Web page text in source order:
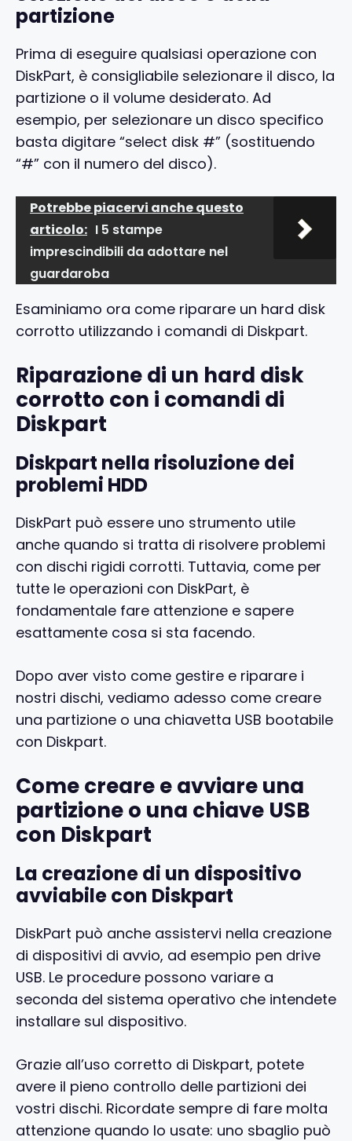
partizione
Prima di eseguire qualsiasi operazione con
DiskPart, è consigliabile selezionare il disco, la
partizione o il volume desiderato. Ad
esempio, per selezionare un disco specifico
basta digitare “select disk #” (sostituendo
“#” con il numero del disco).
Potrebbe piacervi anche questo
articolo: I 5 stampe
imprescindibili da adottare nel
guardaroba
Esaminiamo ora come riparare un hard disk
corrotto utilizzando i comandi di Diskpart.
Riparazione di un hard disk
corrotto con i comandi di
Diskpart
Diskpart nella risoluzione dei
problemi HDD
DiskPart può essere uno strumento utile
anche quando si tratta di risolvere problemi
con dischi rigidi corrotti. Tuttavia, come per
tutte le operazioni con DiskPart, è
fondamentale fare attenzione e sapere
esattamente cosa si sta facendo.
Dopo aver visto come gestire e riparare i
nostri dischi, vediamo adesso come creare
una partizione o una chiavetta USB bootabile
con Diskpart.
Come creare e avviare una
partizione o una chiave USB
con Diskpart
La creazione di un dispositivo
avviabile con Diskpart
DiskPart può anche assistervi nella creazione
di dispositivi di avvio, ad esempio pen drive
USB. Le procedure possono variare a
seconda del sistema operativo che intendete
installare sul dispositivo.
Grazie all’uso corretto di Diskpart, potete
avere il pieno controllo delle partizioni dei
vostri dischi. Ricordate sempre di fare molta
attenzione quando lo usate: uno sbaglio può